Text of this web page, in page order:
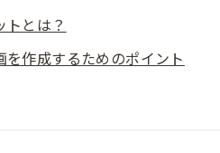
とは？
作成するためのポイント